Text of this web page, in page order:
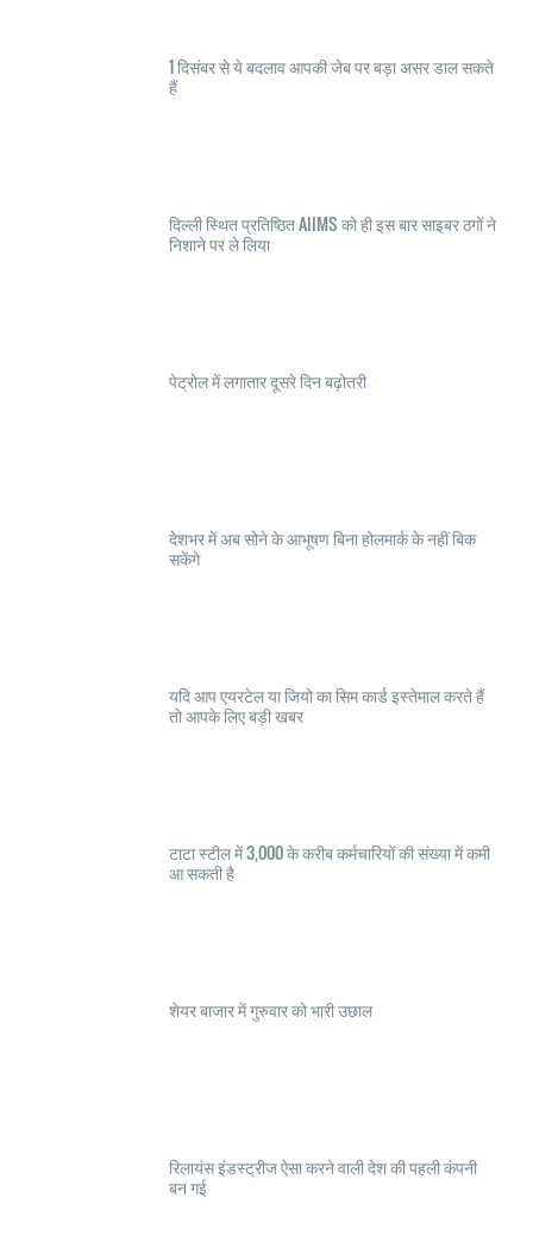
1 दिसंबर से ये बदलाव आपकी जेब पर बड़ा असर डाल सकते
हैं
दिल्ली स्थित प्रतिष्ठित AIIMS को ही इस बार साइबर ठगों ने
निशाने पर ले लिया
पेट्रोल में लगातार दूसरे दिन बढ़ोतरी
देशभर में अब सोने के आभूषण बिना होलमार्क के नहीं बिक
सकेंगे
यदि आप एयरटेल या जियो का सिम कार्ड इस्तेमाल करते हैं
तो आपके लिए बड़ी खबर
टाटा स्टील में 3,000 के करीब कर्मचारियों की संख्या में कमी
आ सकती है
शेयर बाजार में गुरुवार को भारी उछाल
रिलायंस इंडस्ट्रीज ऐसा करने वाली देश की पहली कंपनी
बन गई